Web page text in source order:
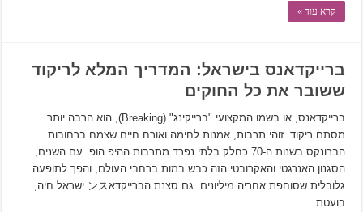
קרא עוד »
ברייקדאנס בישראל: המדריך המלא לריקוד
ששובר את כל החוקים
ברייקדאנס, או בשמו המקצועי "ברייקינג" (Breaking), הוא הרבה יותר
מסתם ריקוד. זוהי תרבות, אמנות לחימה ואורח חיים שצמח ברחובות
הברונקס בשנות ה-70 כחלק בלתי נפרד מתרבות ההיפ הופ. עם השנים,
הסגנון האנרגטי והאקרובטי הזה כבש במות ברחבי העולם, והפך לתופעה
גלובלית שסוחפת אחריה מיליונים. גם סצנת הברייקדאンス ישראל חיה,
בועטת …